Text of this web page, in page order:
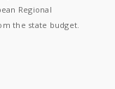
Regional
the state budget.